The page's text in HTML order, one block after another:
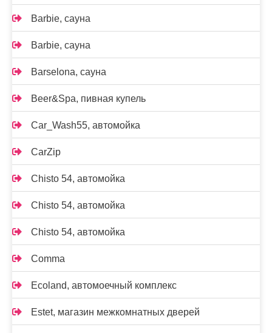
Barbie, сауна
Barbie, сауна
Barselona, сауна
Beer&Spa, пивная купель
Car_Wash55, автомойка
CarZip
Chisto 54, автомойка
Chisto 54, автомойка
Chisto 54, автомойка
Comma
Ecoland, автомоечный комплекс
Estet, магазин межкомнатных дверей